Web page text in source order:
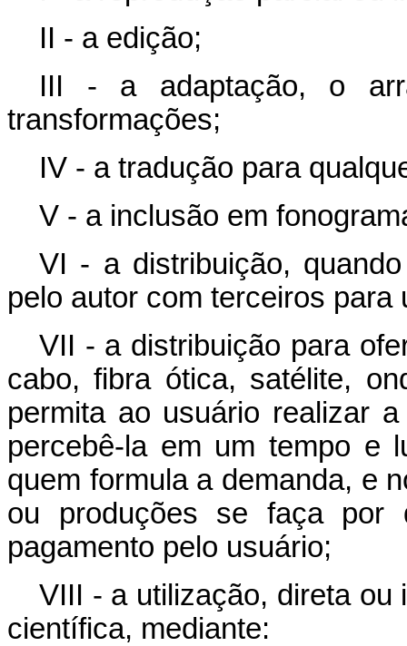
II - a edição;
III - a adaptação, o
transformações;
IV - a tradução para
V - a inclusão em
VI - a distribuição,
pelo autor com terceiros
VII - a distribuição para
cabo, fibra ótica, satélite,
permita ao usuário realizar
percebê-la em um tempo e
quem formula a demanda, e
ou produções se faça por
pagamento pelo usuário;
VIII - a utilização, direta ou
científica, mediante: